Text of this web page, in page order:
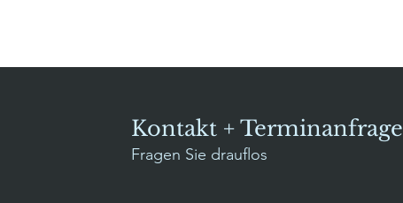
Kontakt + Terminanfrage
Fragen Sie drauflos